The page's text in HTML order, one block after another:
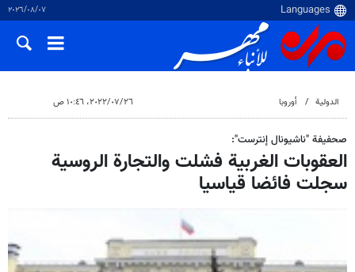
٠٧‏/٠٨‏/٢٠٢٦
الدولية أوروبا ٢٦‏/٠٧‏/٢٠٢٢، ١٠:٤٦ ص
صحفيفة "ناشيونال إنترست":
العقوبات الغربية فشلت والتجارة الروسية
سجلت فائضا قياسيا